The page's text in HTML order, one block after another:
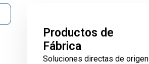
Productos de
Fábrica
Soluciones directas de origen